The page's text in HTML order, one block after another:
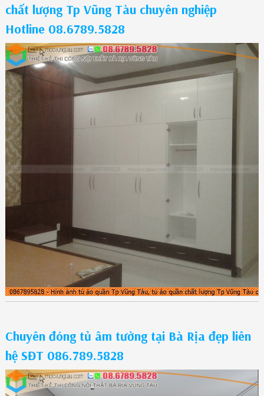
chất lượng Tp Vũng Tàu chuyên nghiệp
Hotline 08.6789.5828
Chuyên đóng tủ âm tường tại Bà Rịa đẹp liên
hệ SĐT 086.789.5828